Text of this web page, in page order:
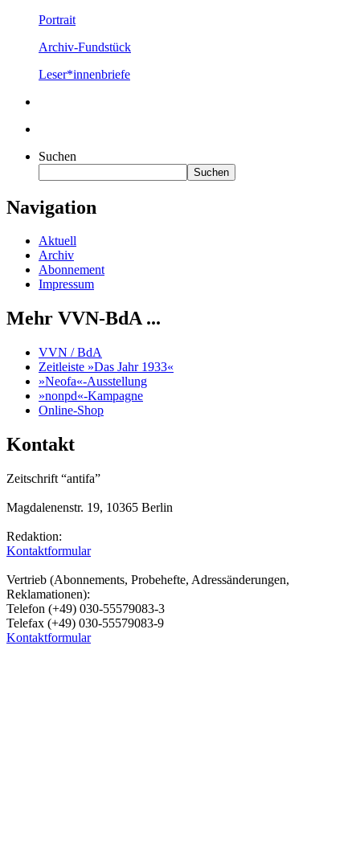
Portrait
Archiv-Fundstück
Leser*innenbriefe
Suchen
Suchen
Navigation
Aktuell
Archiv
Abonnement
Impressum
Mehr VVN-BdA ...
VVN / BdA
Zeitleiste »Das Jahr 1933«
»Neofa«-Ausstellung
»nonpd«-Kampagne
Online-Shop
Kontakt
Zeitschrift “antifa”
Magdalenenstr. 19, 10365 Berlin
Redaktion:
Kontaktformular
Vertrieb (Abonnements, Probehefte, Adressänderungen,
Reklamationen):
Telefon (+49) 030-55579083-3
Telefax (+49) 030-55579083-9
Kontaktformular